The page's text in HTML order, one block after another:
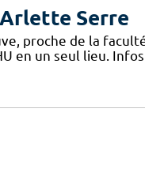
Serre
proche de la
en un seul lieu.